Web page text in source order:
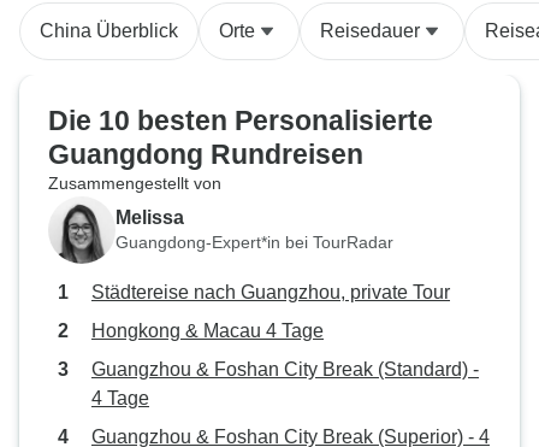
China Überblick Orte Reisedauer
Die 10 besten Personalisierte
Guangdong Rundreisen
Zusammengestellt von
Melissa
Guangdong-Expert*in bei TourRadar
Städtereise nach Guangzhou, private Tour
Hongkong & Macau 4 Tage
Guangzhou & Foshan City Break (Standard) -
4 Tage
Guangzhou & Foshan City Break (Superior) - 4